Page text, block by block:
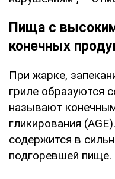
Пища с
конечных
При жарке,
гриле образуются
называют
гликирования
содержится в
подгоревшей пище.